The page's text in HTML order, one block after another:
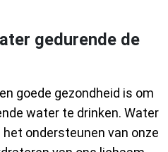
gedurende de
goede gezondheid is om
water te drinken. Water
ondersteunen van onze